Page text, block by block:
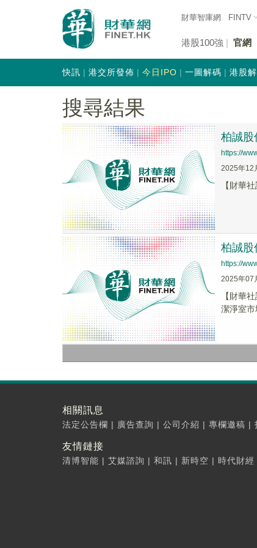
財華智庫網 FINTV
港股100強 官網
快訊 港交所發佈 今日IPO 一圖解碼 港股
搜尋結果
柏誠股
https://
2025年12
【財華
柏誠股
https://
2025年07
【財華
潔淨室市
相關訊息
法定公告欄 | 廣告查詢 | 公司介紹 | 專欄邀稿 |
友情鏈接
清博智能 | 艾媒諮詢 | 和訊 | 新時空 | 時代財經